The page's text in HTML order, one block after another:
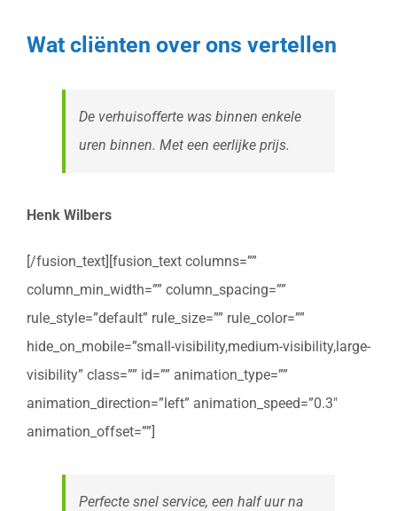
Wat cliënten over ons vertellen
De verhuisofferte was binnen enkele
uren binnen. Met een eerlijke prijs.
Henk Wilbers
[/fusion_text][fusion_text columns=””
column_min_width=”” column_spacing=””
rule_style=”default” rule_size=”” rule_color=””
hide_on_mobile=”small-visibility,medium-visibility,large-
visibility” class=”” id=”” animation_type=””
animation_direction=”left” animation_speed=”0.3″
animation_offset=””]
Perfecte snel service, een half uur na